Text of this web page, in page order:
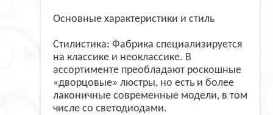
Основные характеристики и стиль
Стилистика: Фабрика специализируется
на классике и неоклассике. В
ассортименте преобладают роскошные
«дворцовые» люстры, но есть и более
лаконичные современные модели, в том
числе со светодиодами.